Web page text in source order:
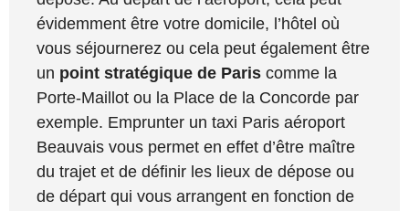
évidemment être votre domicile, l’hôtel où
vous séjournerez ou cela peut également être
un point stratégique de Paris comme la
Porte-Maillot ou la Place de la Concorde par
exemple. Emprunter un taxi Paris aéroport
Beauvais vous permet en effet d’être maître
du trajet et de définir les lieux de dépose ou
de départ qui vous arrangent en fonction de